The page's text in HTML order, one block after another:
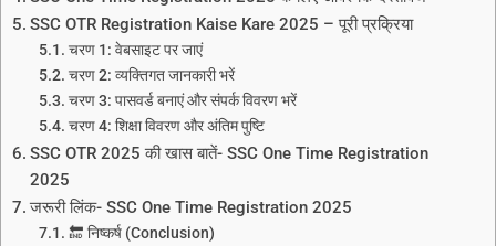
SSC OTR Registration Kaise Kare 2025 – पूरी प्रक्रिया
चरण 1: वेबसाइट पर जाएं
चरण 2: व्यक्तिगत जानकारी भरें
चरण 3: पासवर्ड बनाएं और संपर्क विवरण भरें
चरण 4: शिक्षा विवरण और अंतिम पुष्टि
SSC OTR 2025 की खास बातें- SSC One Time Registration
2025
जरूरी लिंक- SSC One Time Registration 2025
🔚 निष्कर्ष (Conclusion)